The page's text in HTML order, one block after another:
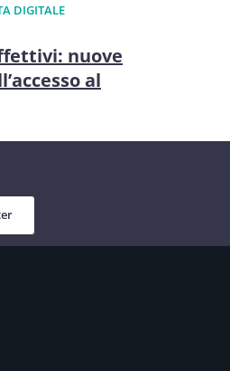
DIGITALE
nuove
al